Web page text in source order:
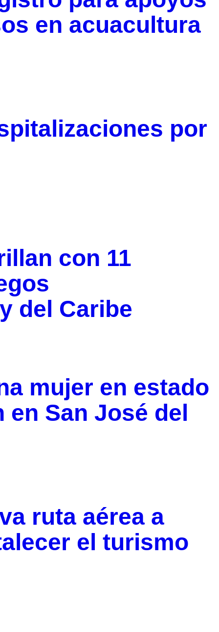
en acuacultura
por
con 11
del Caribe
mujer en estado
San José del
ruta aérea a
el turismo